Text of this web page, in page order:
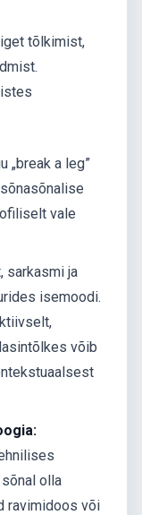
tõlkimist,
„break a leg”
vale
sarkasmi ja
isemoodi.
võib
olla
ravimidoos või